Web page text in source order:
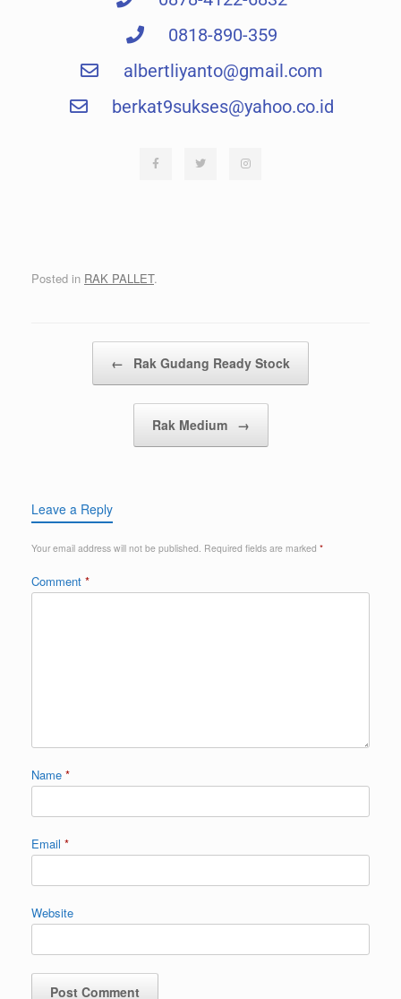
0818-890-359
albertliyanto@gmail.com​
berkat9sukses@yahoo.co.id
Posted in RAK PALLET.
← Rak Gudang Ready Stock
Rak Medium →
Leave a Reply
Your email address will not be published. Required fields are marked *
Comment *
Name *
Email *
Website